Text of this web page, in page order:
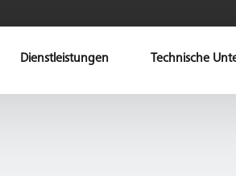
Dienstleistungen Technische